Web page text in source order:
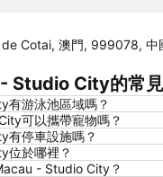
Cotai, 澳門, 999078, 中
Studio City的常
游泳池區域嗎？
可以攜帶寵物嗎？
有停車設施嗎？
位於哪裡？
- Studio City？